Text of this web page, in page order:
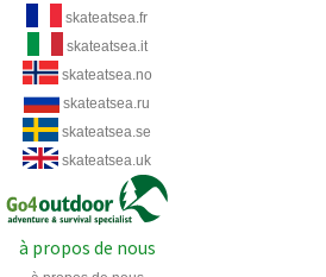
skateatsea.fr
skateatsea.it
skateatsea.no
skateatsea.ru
skateatsea.se
skateatsea.uk
à propos de nous